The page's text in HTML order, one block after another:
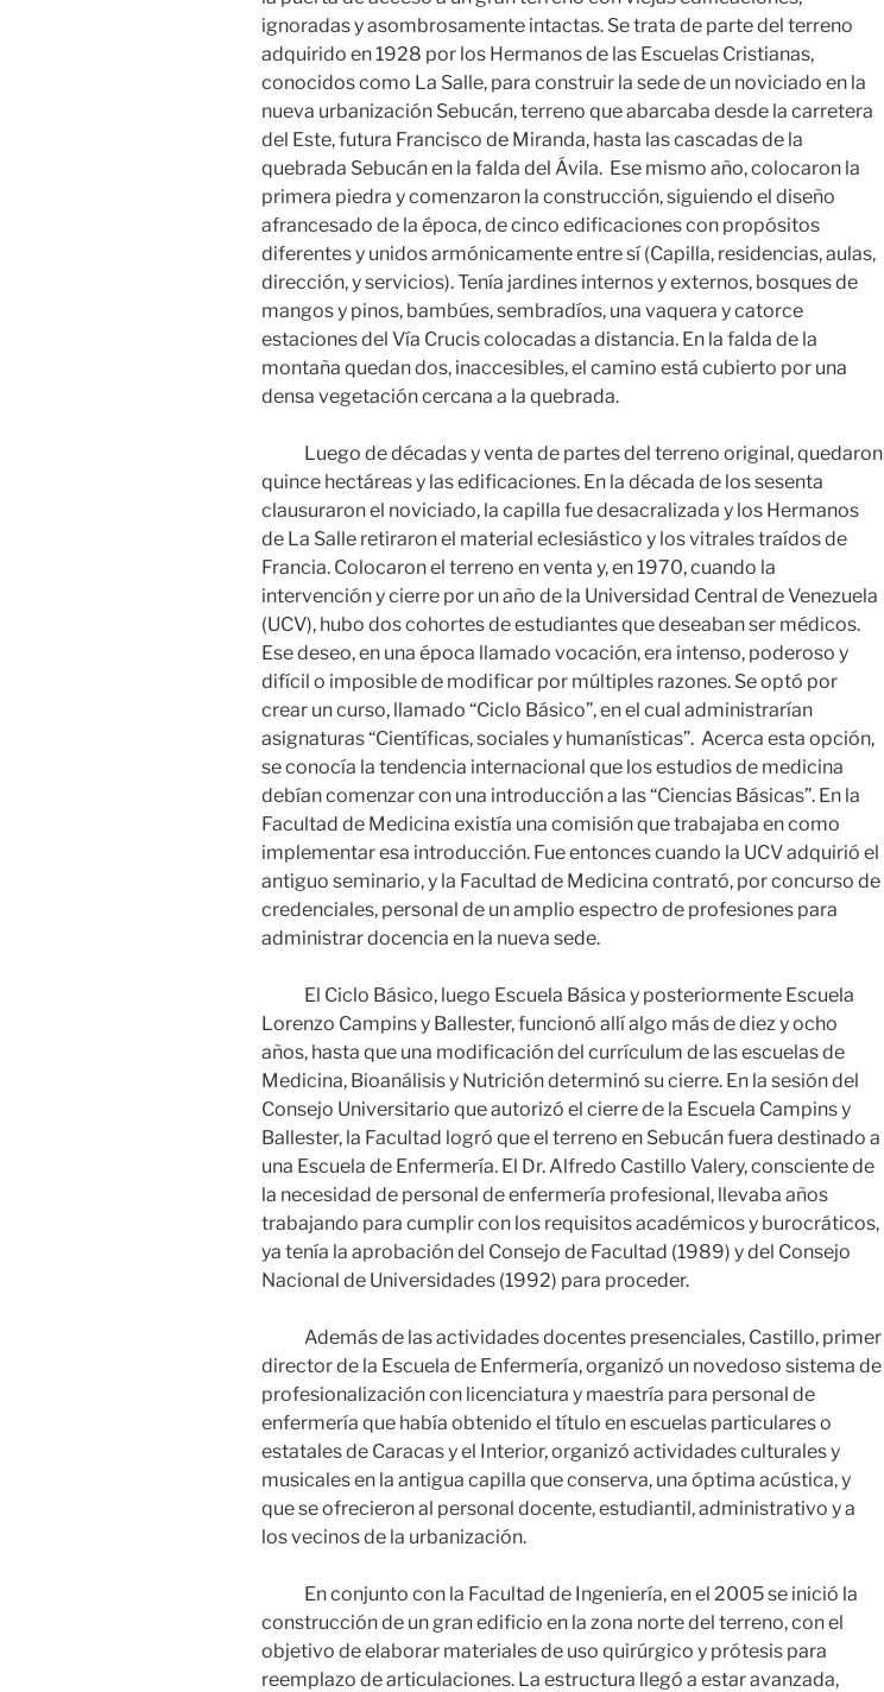
ignoradas y asombrosamente intactas. Se trata de parte del terreno
adquirido en 1928 por los Hermanos de las Escuelas Cristianas,
conocidos como La Salle, para construir la sede de un noviciado en la
nueva urbanización Sebucán, terreno que abarcaba desde la carretera
del Este, futura Francisco de Miranda, hasta las cascadas de la
quebrada Sebucán en la falda del Ávila. Ese mismo año, colocaron la
primera piedra y comenzaron la construcción, siguiendo el diseño
afrancesado de la época, de cinco edificaciones con propósitos
diferentes y unidos armónicamente entre sí (Capilla, residencias, aulas,
dirección, y servicios). Tenía jardines internos y externos, bosques de
mangos y pinos, bambúes, sembradíos, una vaquera y catorce
estaciones del Vía Crucis colocadas a distancia. En la falda de la
montaña quedan dos, inaccesibles, el camino está cubierto por una
densa vegetación cercana a la quebrada.
Luego de décadas y venta de partes del terreno original, quedaron
quince hectáreas y las edificaciones. En la década de los sesenta
clausuraron el noviciado, la capilla fue desacralizada y los Hermanos
de La Salle retiraron el material eclesiástico y los vitrales traídos de
Francia. Colocaron el terreno en venta y, en 1970, cuando la
intervención y cierre por un año de la Universidad Central de Venezuela
(UCV), hubo dos cohortes de estudiantes que deseaban ser médicos.
Ese deseo, en una época llamado vocación, era intenso, poderoso y
difícil o imposible de modificar por múltiples razones. Se optó por
crear un curso, llamado “Ciclo Básico”, en el cual administrarían
asignaturas “Científicas, sociales y humanísticas”. Acerca esta opción,
se conocía la tendencia internacional que los estudios de medicina
debían comenzar con una introducción a las “Ciencias Básicas”. En la
Facultad de Medicina existía una comisión que trabajaba en como
implementar esa introducción. Fue entonces cuando la UCV adquirió el
antiguo seminario, y la Facultad de Medicina contrató, por concurso de
credenciales, personal de un amplio espectro de profesiones para
administrar docencia en la nueva sede.
El Ciclo Básico, luego Escuela Básica y posteriormente Escuela
Lorenzo Campins y Ballester, funcionó allí algo más de diez y ocho
años, hasta que una modificación del currículum de las escuelas de
Medicina, Bioanálisis y Nutrición determinó su cierre. En la sesión del
Consejo Universitario que autorizó el cierre de la Escuela Campins y
Ballester, la Facultad logró que el terreno en Sebucán fuera destinado a
una Escuela de Enfermería. El Dr. Alfredo Castillo Valery, consciente de
la necesidad de personal de enfermería profesional, llevaba años
trabajando para cumplir con los requisitos académicos y burocráticos,
ya tenía la aprobación del Consejo de Facultad (1989) y del Consejo
Nacional de Universidades (1992) para proceder.
Además de las actividades docentes presenciales, Castillo, primer
director de la Escuela de Enfermería, organizó un novedoso sistema de
profesionalización con licenciatura y maestría para personal de
enfermería que había obtenido el título en escuelas particulares o
estatales de Caracas y el Interior, organizó actividades culturales y
musicales en la antigua capilla que conserva, una óptima acústica, y
que se ofrecieron al personal docente, estudiantil, administrativo y a
los vecinos de la urbanización.
En conjunto con la Facultad de Ingeniería, en el 2005 se inició la
construcción de un gran edificio en la zona norte del terreno, con el
objetivo de elaborar materiales de uso quirúrgico y prótesis para
reemplazo de articulaciones. La estructura llegó a estar avanzada,